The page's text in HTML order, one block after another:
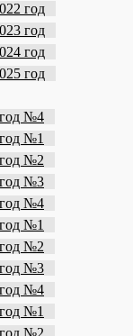
год
год
год
год
№4
№1
№2
№3
№4
№1
№2
№3
№4
№1
№2